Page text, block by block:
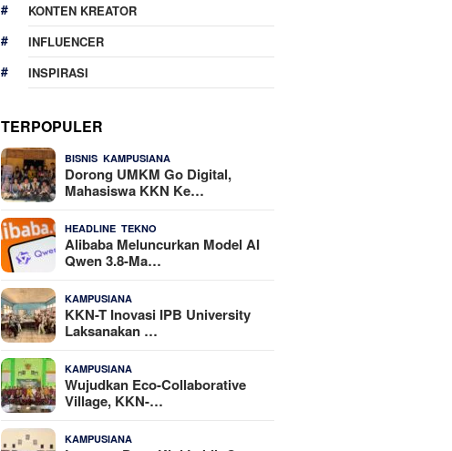
KONTEN KREATOR
INFLUENCER
INSPIRASI
TERPOPULER
BISNIS ,KAMPUSIANA
Dorong UMKM Go Digital,
Mahasiswa KKN Ke…
HEADLINE ,TEKNO
Alibaba Meluncurkan Model AI
Qwen 3.8-Ma…
KAMPUSIANA
KKN-T Inovasi IPB University
Laksanakan …
KAMPUSIANA
Wujudkan Eco-Collaborative
Village, KKN-…
KAMPUSIANA